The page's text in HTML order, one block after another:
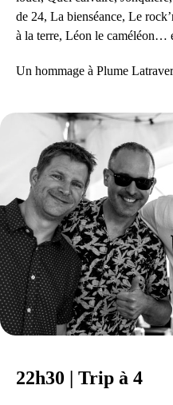
de 24, La bienséance, Le
à la terre, Léon le caméléon…
Un hommage à Plume
22h30 | Trip à 4